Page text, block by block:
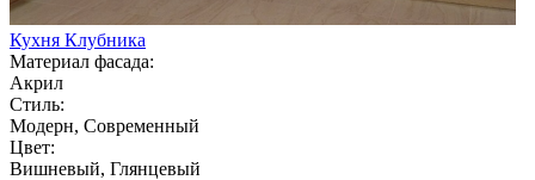
Кухня Клубника
Материал фасада:
Акрил
Стиль:
Модерн, Современный
Цвет:
Вишневый, Глянцевый